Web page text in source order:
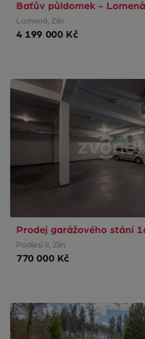
Baťův půldomek -
Lomená, Zlín
4 199 000 Kč
Prodej garážového stání
Podlesí II, Zlín
770 000 Kč